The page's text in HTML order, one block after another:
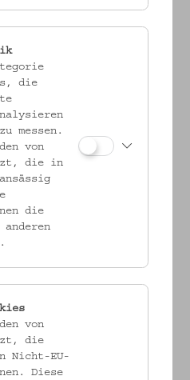
Denken, das eine wichtige
darstellt, eingeübt.
Art (Evelyn Blumenau und
eigenständig konzipiert,
2018 um 16:00 Uhr auf Radio
zirka neun Minuten und kann
zum 9. Juni 2018 gehört
die
messen.
von
die in
die
von
die
Nicht-EU-
Diese